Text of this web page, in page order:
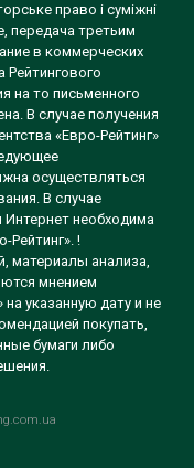
право і суміжні
передача третьим
в коммерческих
Рейтингового
на то письменного
В случае получения
«Евро-Рейтинг»
осуществляться
В случае
необходима
Рейтинг». !
материалы анализа,
мнением
на указанную дату и не
покупать,
бумаги либо